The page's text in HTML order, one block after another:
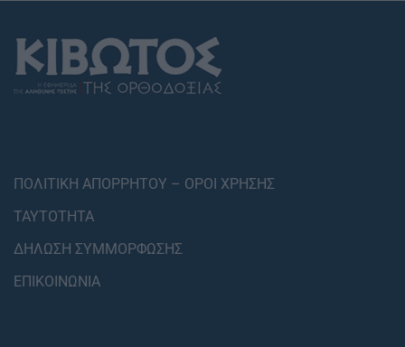
ΠΟΛΙΤΙΚΗ ΑΠΟΡΡΗΤΟΥ – ΟΡΟΙ ΧΡΗΣΗΣ
ΤΑΥΤΟΤΗΤΑ
ΔΗΛΩΣΗ ΣΥΜΜΟΡΦΩΣΗΣ
ΕΠΙΚΟΙΝΩΝΙΑ